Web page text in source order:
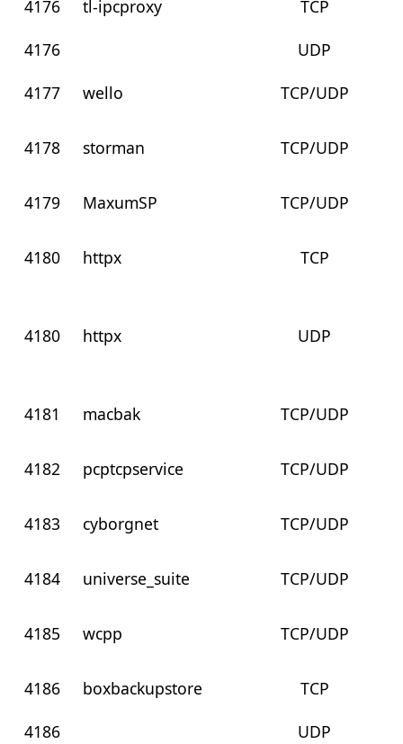
4176 tl-ipcproxy
TCP
4176
UDP
4177
wello TCP/UDP
4178 storman TCP/UDP
4179 MaxumSP TCP/UDP
4180 httpx TCP
4180 httpx UDP
4181 macbak TCP/UDP
4182 pcptcpservice TCP/UDP
4183 cyborgnet TCP/UDP
4184 universe_suite TCP/UDP
4185 wcpp TCP/UDP
4186 boxbackupstore
TCP
4186
UDP